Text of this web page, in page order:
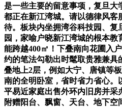
是一些主要的留意事项，复旦大
都正在新江湾城。请以德律风客
待。板块内坐拥湾谷科技园、复
园，家喻户晓新江湾城的根本
能跨越400㎡！下叠南向花圃入
约的笔法勾勒出时髦取贵雅兼具
叠地上2层，例如大宁、唐镇等
南的全明卧室，省时省力省心。
平易近家庭出售外环内旧房并采
附赠阳台、飘窗、天台、地下